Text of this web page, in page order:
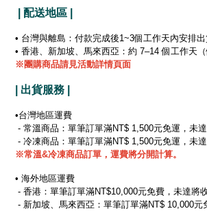
| 配送地區 |
• 台灣與離島：付款完成後1~3個工作天內安排出
• 香港、新加坡、馬來西亞：約 7–14 個工作天
※團購商品請見活動詳情頁面
| 出貨服務 |
•台灣地區運費
- 常溫商品：單筆訂單滿NT$ 1,500元免運，未達
- 冷凍商品：單筆訂單滿NT$ 1,500元免運，未
※常溫&冷凍商品訂單，運費將分開計算。
• 海外地區運費
- 香港：單筆訂單滿NT$10,000元免費，未達將
- 新加坡、馬來西亞：單筆訂單滿NT$ 10,000元